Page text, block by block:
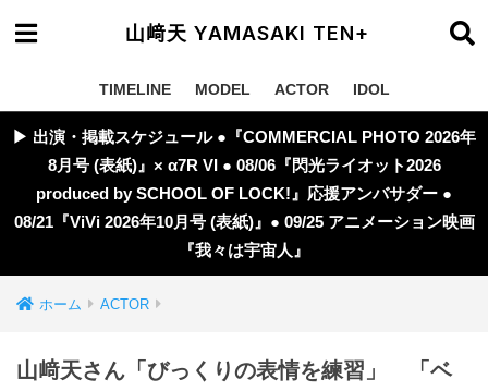
山﨑天 YAMASAKI TEN+
TIMELINE MODEL ACTOR IDOL
▶︎ 出演・掲載スケジュール ●『COMMERCIAL PHOTO 2026年
8月号 (表紙)』× α7R VI ● 08/06『閃光ライオット2026
produced by SCHOOL OF LOCK!』応援アンバサダー ●
08/21『ViVi 2026年10月号 (表紙)』● 09/25 アニメーション映画
『我々は宇宙人』
ホーム ACTOR
山﨑天さん「びっくりの表情を練習」 「ベ